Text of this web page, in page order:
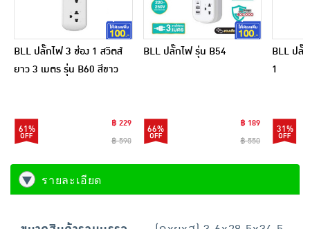
BLL ปลั๊กไฟ 3 ช่อง 1 สวิตส์
ยาว 3 เมตร รุ่น B60 สีขาว
61%
฿ 229
฿ 590
BLL ปลั๊กไฟ รุ่น B54
66%
฿ 189
฿ 550
BLL ปลั๊
1
31%
รายละเอียด